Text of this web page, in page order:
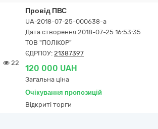
22
Провід ПВС
UA-2018-07-25-000638-a
Дата створення 2018-07-25 16:53:35
ТОВ "ПОЛІКОР"
ЄДРПОУ: 21387397
120 000 UAH
Загальна ціна
Очікування пропозицій
Відкриті торги